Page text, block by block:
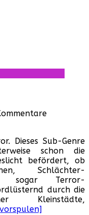
Dieses Sub-Genre
schon die
befördert, ob
Schlächter-
sogar Terror-
durch die
Kleinstädte,